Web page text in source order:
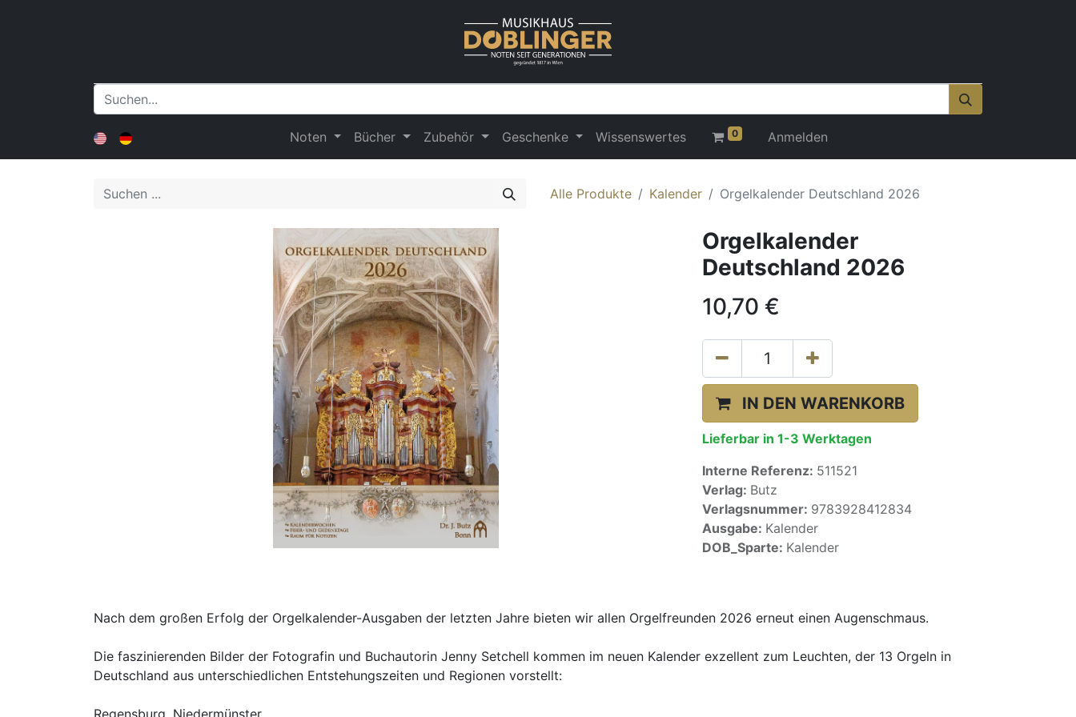
Noten Bücher Zubehör Geschenke Wissenswertes 0 Anmelden
Alle Produkte Kalender Orgelkalender Deutschland 2026
Orgelkalender
Deutschland 2026
10,70 €
IN DEN WARENKORB
Lieferbar in 1-3 Werktagen
Interne Referenz: 511521
Verlag: Butz
Verlagsnummer: 9783928412834
Ausgabe: Kalender
DOB_Sparte: Kalender
Nach dem großen Erfolg der Orgelkalender-Ausgaben der letzten Jahre bieten wir allen Orgelfreunden 2026 erneut einen Augenschmaus.
Die faszinierenden Bilder der Fotografin und Buchautorin Jenny Setchell kommen im neuen Kalender exzellent zum Leuchten, der 13 Orgeln in
Deutschland aus unterschiedlichen Entstehungszeiten und Regionen vorstellt:
Regensburg, Niedermünster